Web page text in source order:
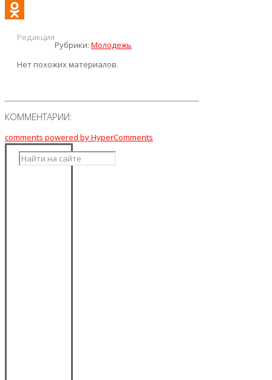
VK
Редакция
Рубрики: Молодежь
Нет похожих материалов.
КОММЕНТАРИИ:
comments powered by HyperComments